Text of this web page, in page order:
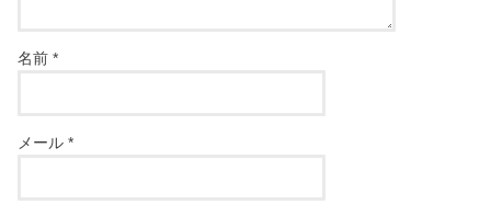
名前*
メール*